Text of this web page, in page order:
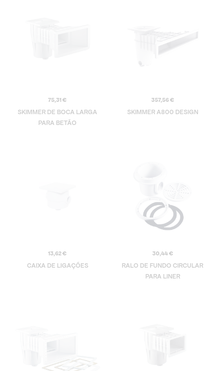
75,31€
SKIMMER DE BOCA LARGA
PARA BETÃO
357,56€
SKIMMER A800 DESIGN
13,62€
CAIXA DE LIGAÇÕES
30,44€
RALO DE FUNDO CIRCULAR
PARA LINER